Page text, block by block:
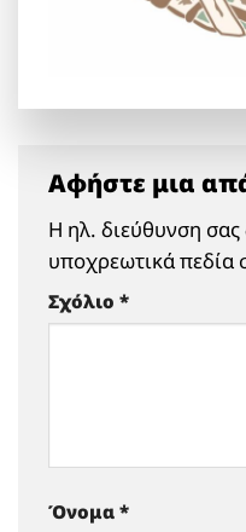
Αφήστε μια
Η ηλ. διεύθυνση σας
υποχρεωτικά πεδία
Σχόλιο *
Όνομα *